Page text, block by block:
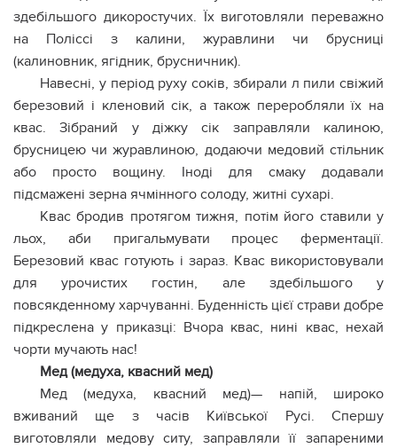
здебільшого дикоростучих. Їх виготовляли переважно
на Поліссі з калини, журавлини чи брусниці
(калиновник, ягідник, брусничник).
Навесні, у період руху соків, збирали л пили свіжий
березовий і кленовий сік, а також переробляли їх на
квас. Зібраний у діжку сік заправляли калиною,
брусницею чи журавлиною, додаючи медовий стільник
або просто вощину. Іноді для смаку додавали
підсмажені зерна ячмінного солоду, житні сухарі.
Квас бродив протягом тижня, потім його ставили у
льох, аби пригальмувати процес ферментації.
Березовий квас готують і зараз. Квас використовували
для урочистих гостин, але здебільшого у
повсякденному харчуванні. Буденність цієї страви добре
підкреслена у приказці: Вчора квас, нині квас, нехай
чорти мучають нас!
Мед (медуха, квасний мед)
Мед (медуха, квасний мед)— напій, широко
вживаний ще з часів Київської Русі. Спершу
виготовляли медову ситу, заправляли її запареними